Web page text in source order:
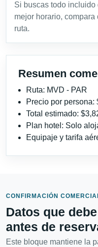
Si buscas todo
mejor horario,
ruta.
Resumen
Ruta: MVD - PAR
Precio por persona:
Total estimado:
Plan hotel: Solo
Equipaje y tarifa
CONFIRMACIÓN
Datos que
antes de
Este bloque mantiene la